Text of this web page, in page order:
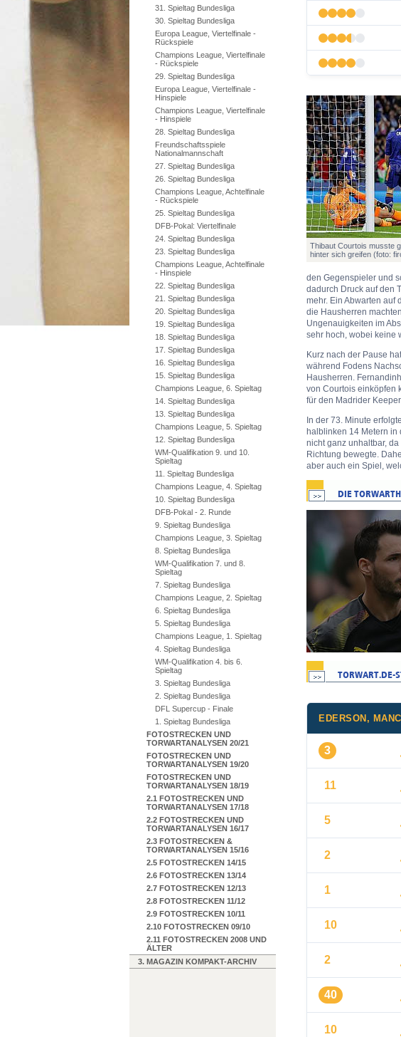
31. Spieltag Bundesliga
30. Spieltag Bundesliga
Europa League, Viertelfinale -
Rückspiele
Champions League, Viertelfinale
- Rückspiele
29. Spieltag Bundesliga
Europa League, Viertelfinale -
Hinspiele
Champions League, Viertelfinale
- Hinspiele
28. Spieltag Bundesliga
Freundschaftsspiele
Nationalmannschaft
27. Spieltag Bundesliga
26. Spieltag Bundesliga
Champions League, Achtelfinale
- Rückspiele
25. Spieltag Bundesliga
DFB-Pokal: Viertelfinale
24. Spieltag Bundesliga
23. Spieltag Bundesliga
Champions League, Achtelfinale
- Hinspiele
22. Spieltag Bundesliga
21. Spieltag Bundesliga
20. Spieltag Bundesliga
19. Spieltag Bundesliga
18. Spieltag Bundesliga
17. Spieltag Bundesliga
16. Spieltag Bundesliga
15. Spieltag Bundesliga
Champions League, 6. Spieltag
14. Spieltag Bundesliga
13. Spieltag Bundesliga
Champions League, 5. Spieltag
12. Spieltag Bundesliga
WM-Qualifikation 9. und 10.
Spieltag
11. Spieltag Bundesliga
Champions League, 4. Spieltag
10. Spieltag Bundesliga
DFB-Pokal - 2. Runde
9. Spieltag Bundesliga
Champions League, 3. Spieltag
8. Spieltag Bundesliga
WM-Qualifikation 7. und 8.
Spieltag
7. Spieltag Bundesliga
Champions League, 2. Spieltag
6. Spieltag Bundesliga
5. Spieltag Bundesliga
Champions League, 1. Spieltag
4. Spieltag Bundesliga
WM-Qualifikation 4. bis 6.
Spieltag
3. Spieltag Bundesliga
2. Spieltag Bundesliga
DFL Supercup - Finale
1. Spieltag Bundesliga
FOTOSTRECKEN UND
TORWARTANALYSEN 20/21
FOTOSTRECKEN UND
TORWARTANALYSEN 19/20
FOTOSTRECKEN UND
TORWARTANALYSEN 18/19
2.1 FOTOSTRECKEN UND
TORWARTANALYSEN 17/18
2.2 FOTOSTRECKEN UND
TORWARTANALYSEN 16/17
2.3 FOTOSTRECKEN &
TORWARTANALYSEN 15/16
2.5 FOTOSTRECKEN 14/15
2.6 FOTOSTRECKEN 13/14
2.7 FOTOSTRECKEN 12/13
2.8 FOTOSTRECKEN 11/12
2.9 FOTOSTRECKEN 10/11
2.10 FOTOSTRECKEN 09/10
2.11 FOTOSTRECKEN 2008 UND
ÄLTER
3. MAGAZIN KOMPAKT-ARCHIV
Thibaut Courtois musste
hinter sich greifen (foto:
den Gegenspieler und
dadurch Druck auf den
mehr. Ein Abwarten auf
die Hausherren
Ungenauigkeiten im
sehr hoch, wobei keine
Kurz nach der Pause
während Fodens
Hausherren.
von Courtois einköpfen
für den Madrider
In der 73. Minute
halblinken 14 Metern in
nicht ganz unhaltbar,
Richtung bewegte.
aber auch ein Spiel,
EDERSON,
3
11
5
2
1
10
2
40
10